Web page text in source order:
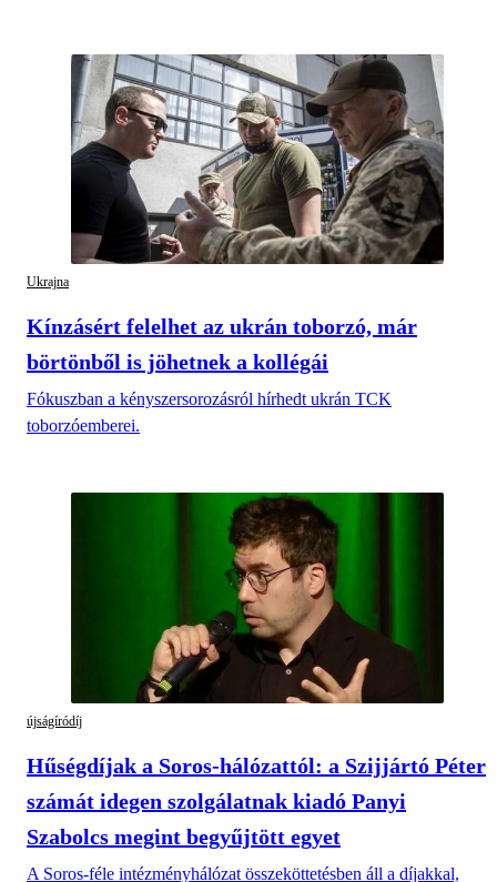
Ukrajna
Kínzásért felelhet az ukrán toborzó, már
börtönből is jöhetnek a kollégái
Fókuszban a kényszersorozásról hírhedt ukrán TCK
toborzóemberei.
újságíródíj
Hűségdíjak a Soros-hálózattól: a Szijjártó Péter
számát idegen szolgálatnak kiadó Panyi
Szabolcs megint begyűjtött egyet
A Soros-féle intézményhálózat összeköttetésben áll a díjakkal,